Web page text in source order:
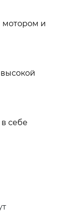
мотором и
себе